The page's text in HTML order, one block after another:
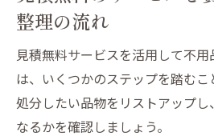
整理の流れ
見積無料サービスを活用して不
は、いくつかのステップを踏むこ
処分したい品物をリストアップ
なるかを確認しましょう。